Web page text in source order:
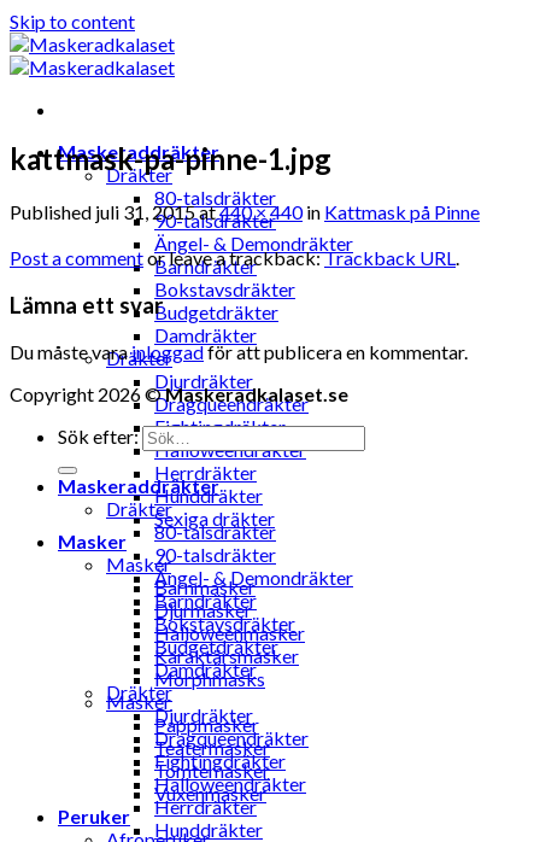
Skip to content
Maskeraddräkter
Dräkter
80-talsdräkter
90-talsdräkter
Ängel- & Demondräkter
Barndräkter
Bokstavsdräkter
Budgetdräkter
Damdräkter
Dräkter
Djurdräkter
Dragqueendräkter
Fightingdräkter
Halloweendräkter
Herrdräkter
Hunddräkter
Sexiga dräkter
Masker
Masker
Barnmasker
Djurmasker
Halloweenmasker
Karaktärsmasker
Morphmasks
Masker
Pappmasker
Teatermasker
Tomtemasker
Vuxenmasker
Peruker
kattmask-pa-pinne-1.jpg
Published juli 31, 2015at440 × 440in Kattmask på Pinne
Post a commentor leave a trackback:Trackback URL.
Lämna ett svar
Du måste varainloggadför att publicera en kommentar.
Copyright 2026 ©Maskeradkalaset.se
Sök efter:
Maskeraddräkter
Dräkter
80-talsdräkter
90-talsdräkter
Ängel- & Demondräkter
Barndräkter
Bokstavsdräkter
Budgetdräkter
Damdräkter
Dräkter
Djurdräkter
Dragqueendräkter
Fightingdräkter
Halloweendräkter
Herrdräkter
Hunddräkter